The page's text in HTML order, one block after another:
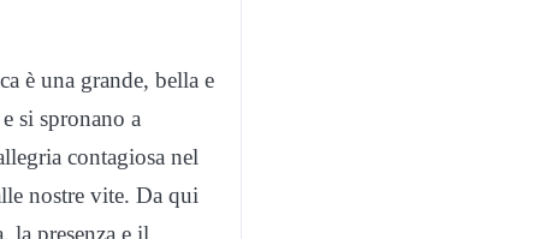
è una grande, bella e
si spronano a
contagiosa nel
nostre vite. Da qui
la presenza e il